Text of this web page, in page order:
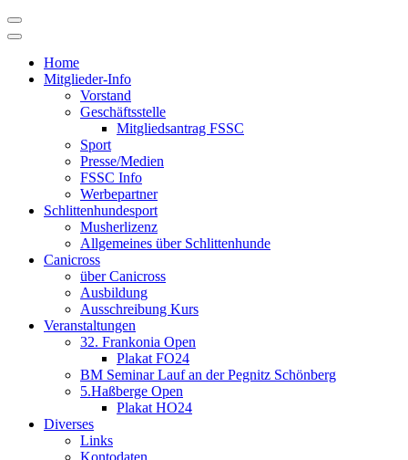
Skip
to
Home
Mitglieder-Info
Vorstand
Geschäftsstelle
Mitgliedsantrag FSSC
Sport
Presse/Medien
FSSC Info
Werbepartner
Schlittenhundesport
Musherlizenz
Allgemeines über Schlittenhunde
Canicross
über Canicross
Ausbildung
Ausschreibung Kurs
Veranstaltungen
32. Frankonia Open
Plakat FO24
BM Seminar Lauf an der Pegnitz Schönberg
5.Haßberge Open
Plakat HO24
Diverses
Links
Kontodaten